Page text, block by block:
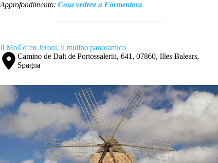
Approfondimento: Cosa vedere a Formentera
Il Molí d’en Jeroni, il mulino panoramico
Camino de Dalt de Portossaleriii, 641, 07860, Illes Balears,
Spagna